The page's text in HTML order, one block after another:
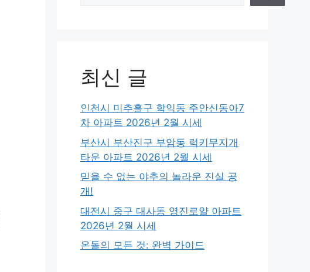
최신 글
인천시 미추홀구 학익동 주안신동아7
차 아파트 2026년 2월 시세
부산시 부산진구 부암동 럭키무지개
타운 아파트 2026년 2월 시세
믿을 수 없는 야추의 놀라운 진실 공
개!
대전시 중구 대사동 영진로얄 아파트
2026년 2월 시세
온돌의 모든 것: 완벽 가이드